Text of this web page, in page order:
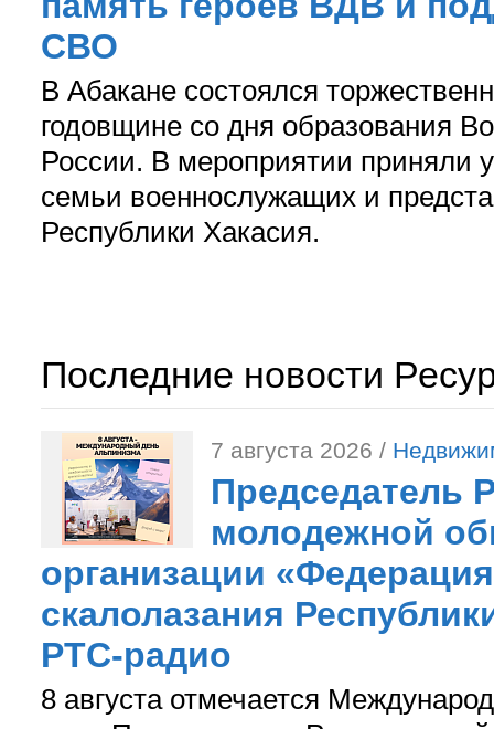
СВО
В Абакане состоялся
годовщине со дня образования
России. В мероприятии приняли
семьи военнослужащих и
Республики Хакасия.
Последние новости
7 августа 2026 /
Председатель
молодежной
организации
скалолазания
РТС-радио
8 августа отмечается